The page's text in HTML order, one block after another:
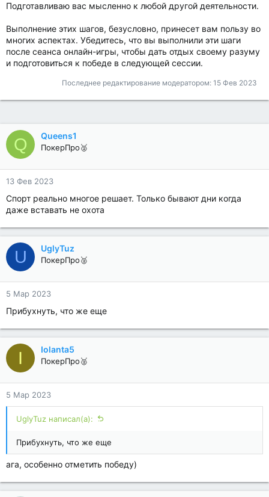
Подготавливаю вас мысленно к любой другой деятельности.
Выполнение этих шагов, безусловно, принесет вам пользу во
многих аспектах. Убедитесь, что вы выполнили эти шаги
после сеанса онлайн-игры, чтобы дать отдых своему разуму
и подготовиться к победе в следующей сессии.
Последнее редактирование модератором: 15 Фев 2023
Q Queens1
ПокерПро🥈
13 Фев 2023
Спорт реально многое решает. Только бывают дни когда
даже вставать не охота
U UglyTuz
ПокерПро🥈
5 Мар 2023
Прибухнуть, что же еще
I Iolanta5
ПокерПро🥈
5 Мар 2023
UglyTuz написал(а):
Прибухнуть, что же еще
ага, особенно отметить победу)